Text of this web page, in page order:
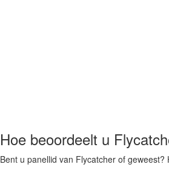
Hoe beoordeelt u
Bent u panellid van Flycatcher of